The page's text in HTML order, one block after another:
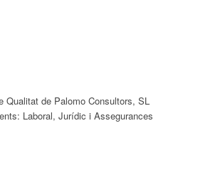
Qualitat de Palomo Consultors, SL
Laboral, Jurídic i Assegurances